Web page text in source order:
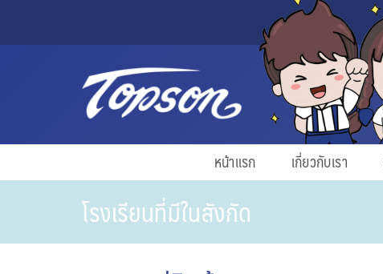
หน้าแรก เกี่ยวกับเรา
โรงเรียนที่มีในสังกัด